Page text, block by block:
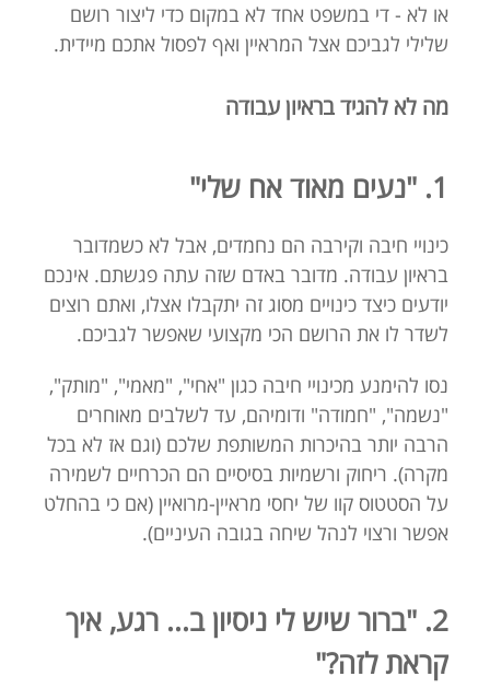
או לא - די במשפט אחד לא במקום כדי ליצור רושם
שלילי לגביכם אצל המראיין ואף לפסול אתכם מיידית.
מה לא להגיד בראיון עבודה
1. "נעים מאוד אח שלי"
כינויי חיבה וקירבה הם נחמדים, אבל לא כשמדובר
בראיון עבודה. מדובר באדם שזה עתה פגשתם. אינכם
יודעים כיצד כינויים מסוג זה יתקבלו אצלו, ואתם רוצים
לשדר לו את הרושם הכי מקצועי שאפשר לגביכם.
נסו להימנע מכינויי חיבה כגון "אחי", "מאמי", "מותק",
"נשמה", "חמודה" ודומיהם, עד לשלבים מאוחרים
הרבה יותר בהיכרות המשותפת שלכם (וגם אז לא בכל
מקרה). ריחוק ורשמיות בסיסיים הם הכרחיים לשמירה
על הסטטוס קוו של יחסי מראיין-מרואיין (אם כי בהחלט
אפשר ורצוי לנהל שיחה בגובה העיניים).
2. "ברור שיש לי ניסיון ב... רגע, איך
קראת לזה?"